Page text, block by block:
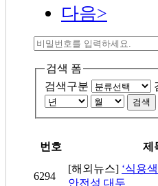
다음>
검색 폼
검색구분
검색
번호
제
6294
[해외뉴스] ‘식용
안전성 대두